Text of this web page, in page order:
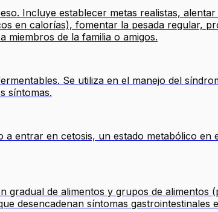
Incluye establecer metas realistas,
en calorías), fomentar la pesada regular,
miembros de la familia o amigos.
Se utiliza en el manejo del
síntomas.
entrar en cetosis, un estado metabólico en
de alimentos y grupos de alimentos
desencadenan síntomas gastrointestinales